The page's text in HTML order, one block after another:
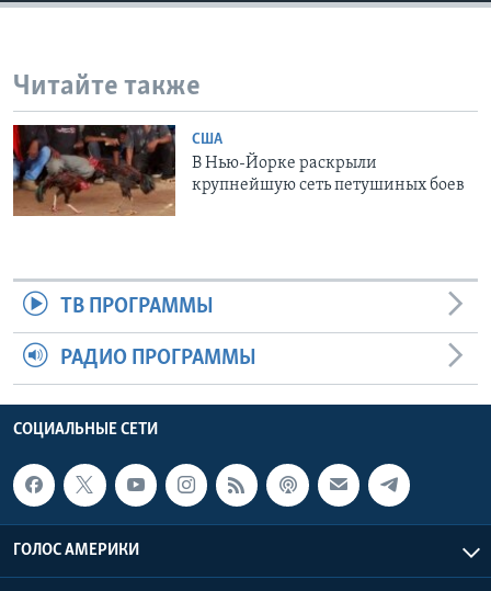
Читайте также
США
В Нью-Йорке раскрыли
крупнейшую сеть петушиных боев
ТВ ПРОГРАММЫ
РАДИО ПРОГРАММЫ
СОЦИАЛЬНЫЕ СЕТИ
ГОЛОС АМЕРИКИ